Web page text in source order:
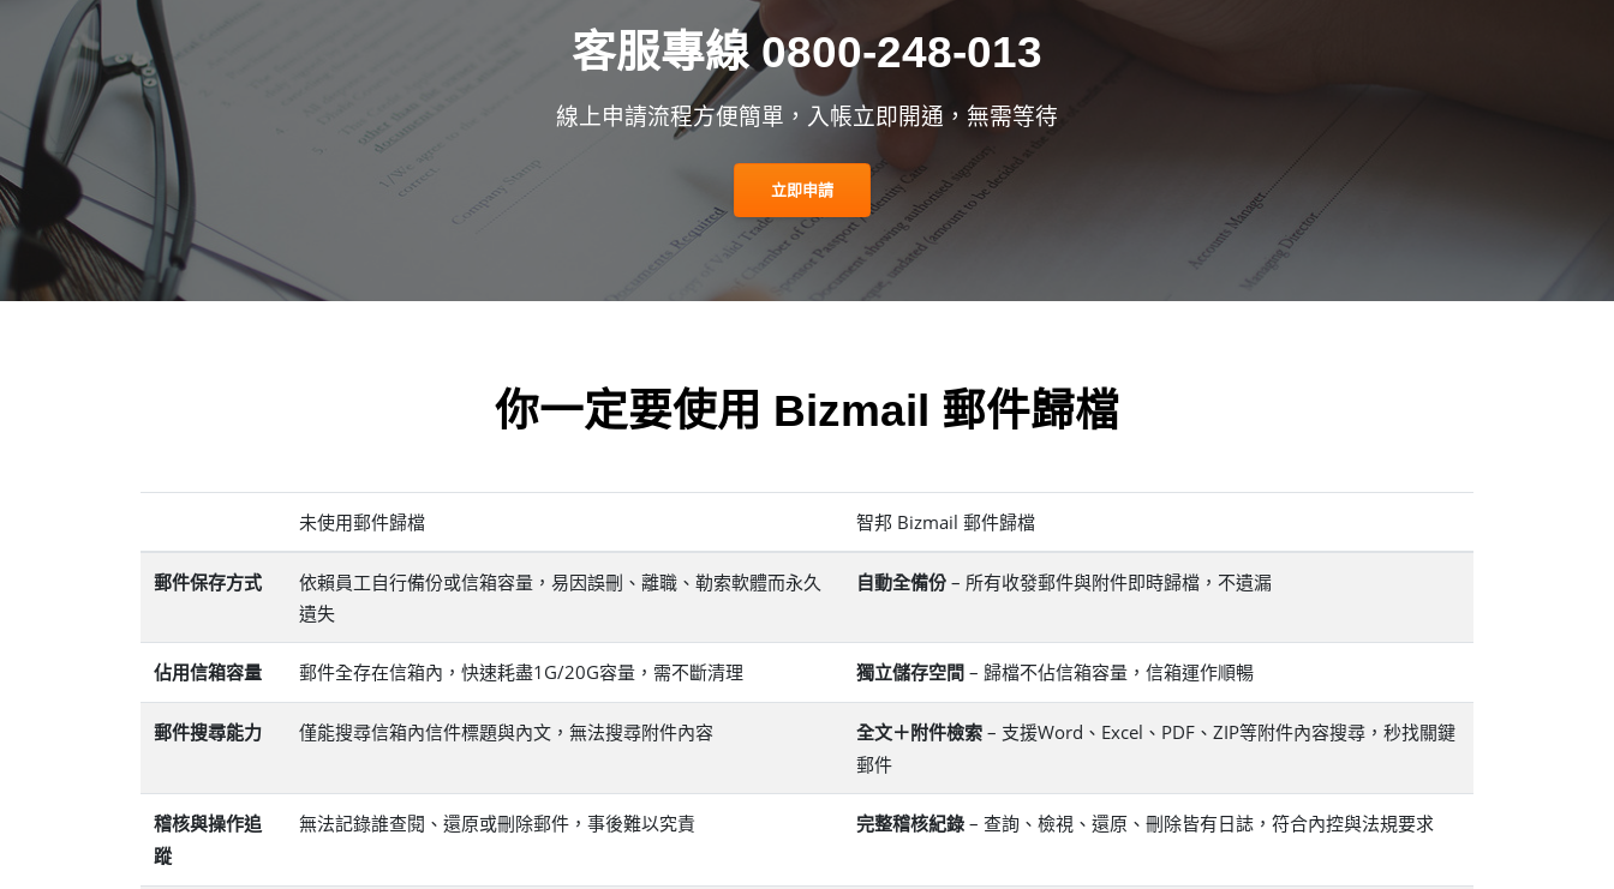
客服專線 0800-248-013
線上申請流程方便簡單，入帳立即開通，無需等待
立即申請
你一定要使用 Bizmail 郵件歸檔
未使用郵件歸檔 智邦 Bizmail 郵件歸檔
郵件保存方式
依賴員工自行備份或信箱容量，易因誤刪、離職、勒索軟體而永久
遺失
自動全備份 – 所有收發郵件與附件即時歸檔，不遺漏
佔用信箱容量 郵件全存在信箱內，快速耗盡1G/20G容量，需不斷清理 獨立儲存空間 – 歸檔不佔信箱容量，信箱運作順暢
郵件搜尋能力 僅能搜尋信箱內信件標題與內文，無法搜尋附件內容 全文＋附件檢索 – 支援Word、Excel、PDF、ZIP等附件內容搜尋，秒找關鍵
郵件
稽核與操作追
蹤
無法記錄誰查閱、還原或刪除郵件，事後難以究責 完整稽核紀錄 – 查詢、檢視、還原、刪除皆有日誌，符合內控與法規要求